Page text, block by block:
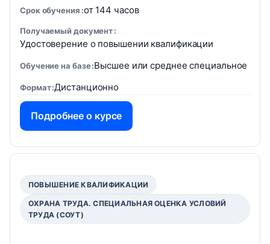
Срок обучения от 144 часов
Получаемый документ
Удостоверение о повышении квалификации
Обучение на базе Высшее или среднее специальное
Формат Дистанционно
Подробнее о курсе
ПОВЫШЕНИЕ КВАЛИФИКАЦИИ
ОХРАНА ТРУДА. СПЕЦИАЛЬНАЯ ОЦЕНКА УСЛОВИЙ
ТРУДА (СОУТ)